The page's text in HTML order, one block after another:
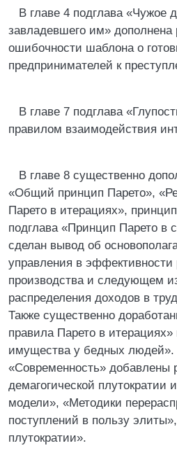
В главе 4 подглава «Чужое
завладевшего им» дополнена
ошибочности шаблона о
предпринимателей к
В главе 7 подглава
правилом взаимодействия
В главе 8 существенно
«Общий принцип Парето»,
Парето в итерациях»,
подглава «Принцип Парето в
сделан вывод об
управления в эффективности
производства и следующем
распределения доходов в
Также существенно
правила Парето в
имущества у бедных людей».
«Современность» добавлены
демагогической плутократии
модели», «Методики
поступлений в пользу
плутократии».